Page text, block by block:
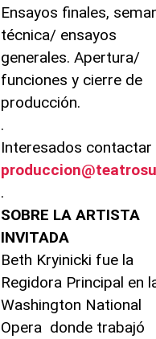
Ensayos finales,
técnica/ ensayos
generales. Apertura/
funciones y cierre de
producción.
.
Interesados contactar
.
SOBRE LA ARTISTA
INVITADA
Beth Kryinicki fue la
Regidora Principal en
Washington National
Opera donde trabajó